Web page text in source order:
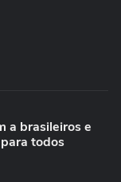
a brasileiros e
todos